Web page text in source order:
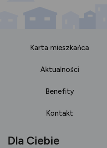
Karta mieszkańca
Aktualności
Benefity
Kontakt
Dla Ciebie